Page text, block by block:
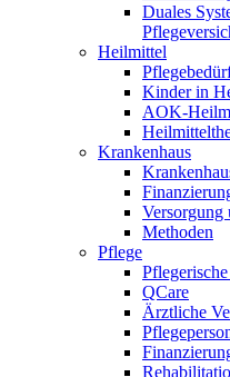
Duales
Heilmittel
Kinder in
AOK-
Krankenhaus
Versorgung
Methoden
Pflege
QCare
Ärztliche